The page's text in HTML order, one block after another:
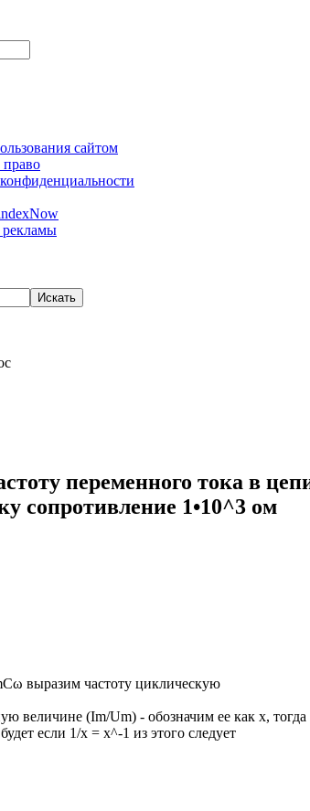
сайтом
право
Искать
переменного тока в
сопротивление 1•10^3 ом
выразим частоту циклическую
величине (Im/Um) - обозначим ее как x, тогда
если 1/x = x^-1 из этого следует